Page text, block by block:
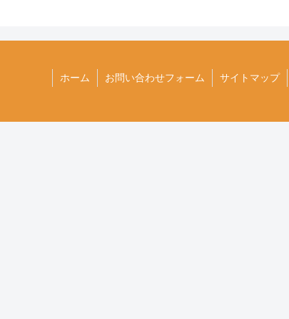
ホーム お問い合わせフォーム サイトマップ